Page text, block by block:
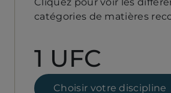
catégories de matières
1 UFC
Choisir votre discipline